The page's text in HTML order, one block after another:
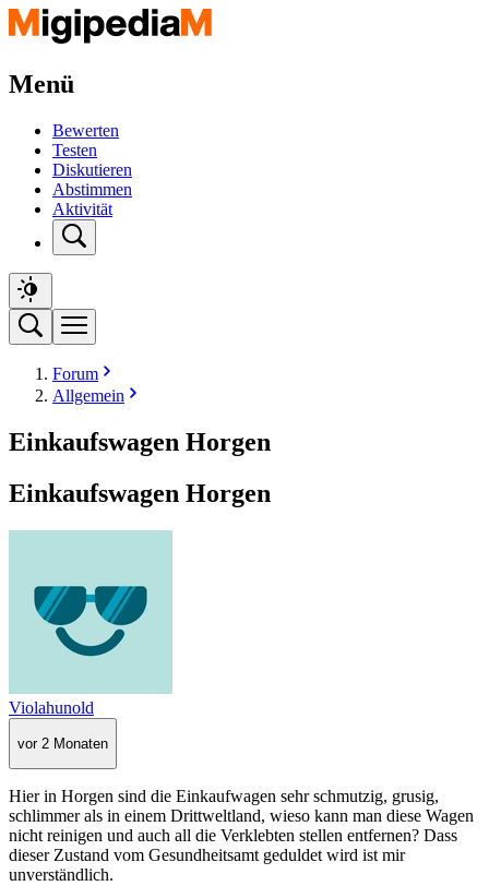
Menü
Bewerten
Testen
Diskutieren
Abstimmen
Aktivität
Forum
Allgemein
Einkaufswagen Horgen
Einkaufswagen Horgen
Violahunold
vor 2 Monaten
Hier in Horgen sind die Einkaufwagen sehr schmutzig, grusig,
schlimmer als in einem Drittweltland, wieso kann man diese Wagen
nicht reinigen und auch all die Verklebten stellen entfernen? Dass
dieser Zustand vom Gesundheitsamt geduldet wird ist mir
unverständlich.